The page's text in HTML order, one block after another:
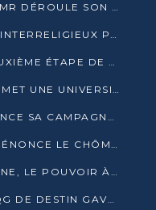
À OWANDO, LE CANDIDAT DU MR DÉROULE SON PROGRAMME DE “CHANGEMENT”
PRÉSIDENTIELLE 2026 : CULTE INTERRELIGIEUX POUR LA PAIX À OUENZÉ
DOLISIE EN BLEU POUR LA DEUXIÈME ÉTAPE DE CAMPAGNE DE DSN
À OUESSO, DESTIN GAVET PROMET UNE UNIVERSITÉ POUR LA SANGHA
À OUESSO, GAVET ELONGO LANCE SA CAMPAGNE SOUS LE SIGNE DU RENOUVEAU
À SIBITI, JOSEPH KIGNOUMBI DÉNONCE LE CHÔMAGE ET LES DÉFAILLANCES DE L’ÉTAT
COUP D’ENVOI DE LA CAMPAGNE, LE POUVOIR À POINTE-NOIRE, L’OPPOSITION À OUESSO ET SIBITI
DES OUVRIERS TABASSÉS AU QG DE DESTIN GAVET À 24 HEURES DE L’OUVERTURE DE LA CAMPAGNE